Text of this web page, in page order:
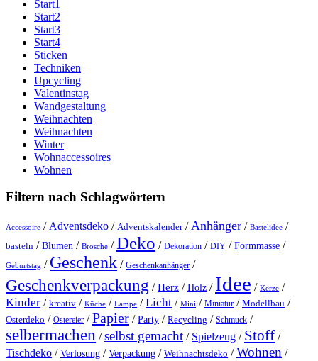
Start1
Start2
Start3
Start4
Sticken
Techniken
Upcycling
Valentinstag
Wandgestaltung
Weihnachten
Weihnachten
Winter
Wohnaccessoires
Wohnen
Filtern nach Schlagwörtern
Accessoire / Adventsdeko / Adventskalender/Anhänger / Bastelidee /
basteln /Blumen / Brosche /Deko / Dekoration / DIY /Formmasse /
Geburtstag / Geschenk / Geschenkanhänger /
Geschenkverpackung /Herz /Holz / Idee / Kerze /
Kinder / kreativ / Küche / Lampe /Licht / Mini / Miniatur / Modellbau /
Osterdeko / Ostereier /Papier /Party / Recycling / Schmuck /
selbermachen /selbst gemacht / Spielzeug / Stoff /
Tischdeko /Verlosung /Verpackung / Weihnachtsdeko /Wohnen /